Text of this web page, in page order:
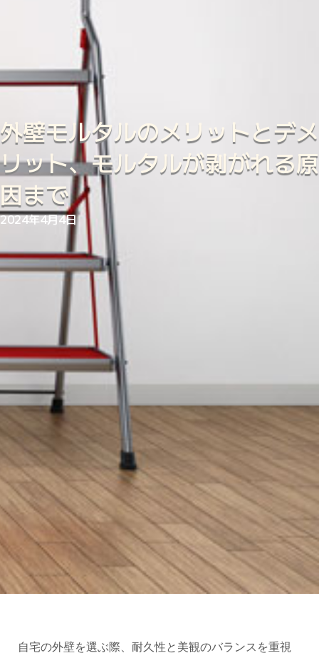
外壁モルタルのメリットとデメ
リット、モルタルが剥がれる原
因まで
2024年4月4日
自宅の外壁を選ぶ際、耐久性と美観のバランスを重視